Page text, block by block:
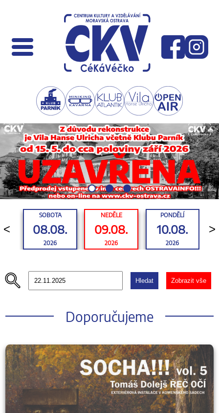
<
SOBOTA
08.08.
2026
NEDĚLE
09.08.
2026
PONDĚLÍ
10.08.
2026
>
Hledat Zobrazit vše
Doporučujeme